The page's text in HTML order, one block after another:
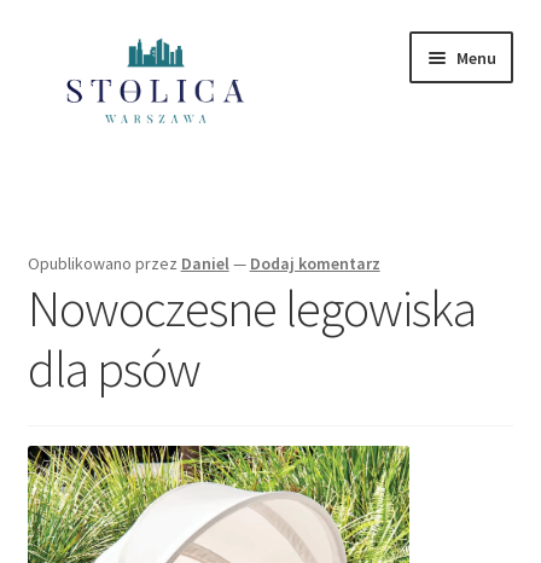
nawigacji
treści
Menu
Polityka Prywatności
Opublikowano przez Daniel — Dodaj komentarz
Nowoczesne legowiska
dla psów